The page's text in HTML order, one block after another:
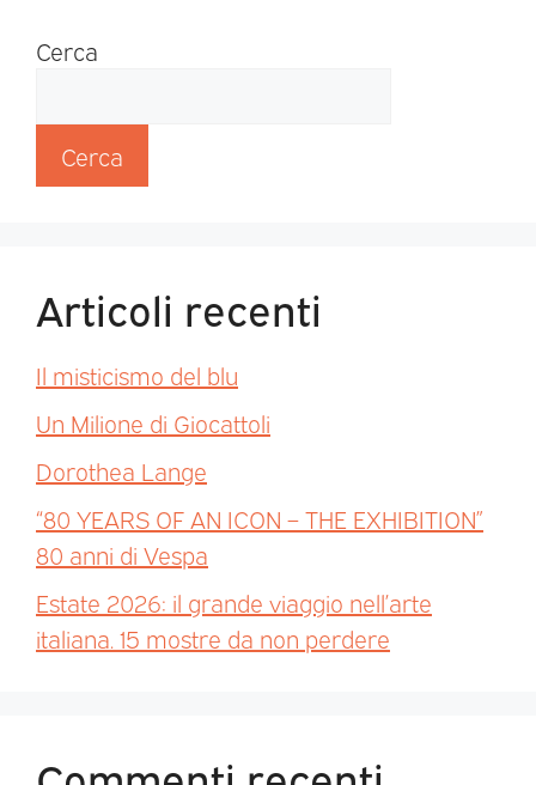
Cerca
Cerca
Articoli recenti
Il misticismo del blu
Un Milione di Giocattoli
Dorothea Lange
“80 YEARS OF AN ICON – THE EXHIBITION”
80 anni di Vespa
Estate 2026: il grande viaggio nell’arte
italiana. 15 mostre da non perdere